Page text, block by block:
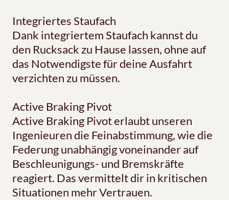
Integriertes Staufach
Dank integriertem Staufach kannst du
den Rucksack zu Hause lassen, ohne auf
das Notwendigste für deine Ausfahrt
verzichten zu müssen.
Active Braking Pivot
Active Braking Pivot erlaubt unseren
Ingenieuren die Feinabstimmung, wie die
Federung unabhängig voneinander auf
Beschleunigungs- und Bremskräfte
reagiert. Das vermittelt dir in kritischen
Situationen mehr Vertrauen.